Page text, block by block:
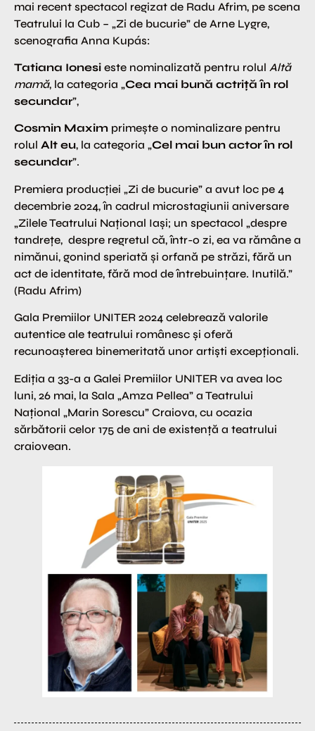
mai recent spectacol regizat de Radu Afrim, pe scena
Teatrului la Cub – „Zi de bucurie” de Arne Lygre,
scenografia Anna Kupás:
Tatiana Ionesi este nominalizată pentru rolul Altă
mamă, la categoria „Cea mai bună actriță în rol
secundar”,
Cosmin Maxim primește o nominalizare pentru
rolul Alt eu, la categoria „Cel mai bun actor în rol
secundar”.
Premiera producției „Zi de bucurie” a avut loc pe 4
decembrie 2024, în cadrul microstagiunii aniversare
„Zilele Teatrului Național Iași; un spectacol „despre
tandrețe, despre regretul că, într-o zi, ea va rămâne a
nimănui, gonind speriată și orfană pe străzi, fără un
act de identitate, fără mod de întrebuințare. Inutilă.”
(Radu Afrim)
Gala Premiilor UNITER 2024 celebrează valorile
autentice ale teatrului românesc și oferă
recunoașterea binemeritată unor artiști excepționali.
Ediția a 33-a a Galei Premiilor UNITER va avea loc
luni, 26 mai, la Sala „Amza Pellea” a Teatrului
Național „Marin Sorescu” Craiova, cu ocazia
sărbătorii celor 175 de ani de existență a teatrului
craiovean.